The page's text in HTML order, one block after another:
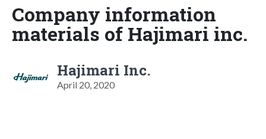
Company information
materials of Hajimari inc.
Hajimari Inc.
April 20, 2020